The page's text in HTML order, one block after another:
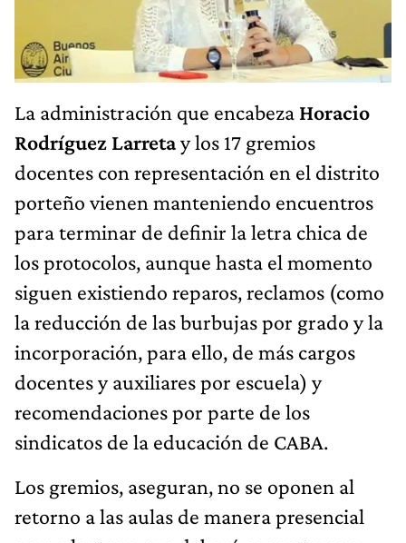
La administración que encabeza Horacio
Rodríguez Larretay los 17 gremios
docentes con representación en el distrito
porteño vienen manteniendo encuentros
para terminar de definir la letra chica de
los protocolos, aunque hasta el momento
siguen existiendo reparos, reclamos (como
la reducción de las burbujas por grado y la
incorporación, para ello, de más cargos
docentes y auxiliares por escuela) y
recomendaciones por parte de los
sindicatos de la educación de CABA.
Los gremios, aseguran, no se oponen al
retorno a las aulas de manera presencial